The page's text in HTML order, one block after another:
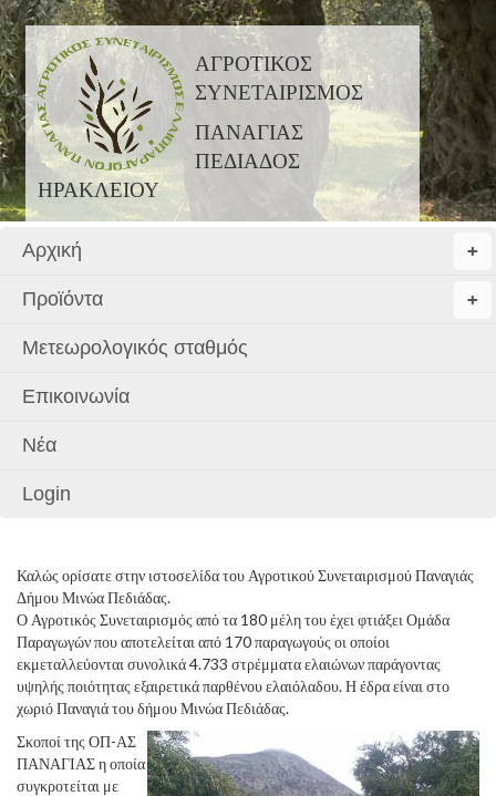
ΑΓΡΟΤΙΚΟΣ
ΣΥΝΕΤΑΙΡΙΣΜΟΣ
ΠΑΝΑΓΙΑΣ
ΠΕΔΙΑΔΟΣ
ΗΡΑΚΛΕΙΟΥ
+
+
Αρχική
+
+
Προϊόντα
Μετεωρολογικός σταθμός
Επικοινωνία
Νέα
Login
Καλώς ορίσατε στην ιστοσελίδα του Αγροτικού Συνεταιρισμού Παναγιάς
Δήμου Μινώα Πεδιάδας.
Ο Αγροτικός Συνεταιρισμός από τα 180 μέλη του έχει φτιάξει Ομάδα
Παραγωγών που αποτελείται από 170 παραγωγούς οι οποίοι
εκμεταλλεύονται συνολικά 4.733 στρέμματα ελαιώνων παράγοντας
υψηλής ποιότητας εξαιρετικά παρθένου ελαιόλαδου. Η έδρα είναι στο
χωριό Παναγιά του δήμου Μινώα Πεδιάδας.
Σκοποί της ΟΠ-ΑΣ
ΠΑΝΑΓΙΑΣ η οποία
συγκροτείται με